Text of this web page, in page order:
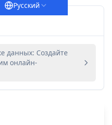
Русский
данных: Создайте
онлайн-